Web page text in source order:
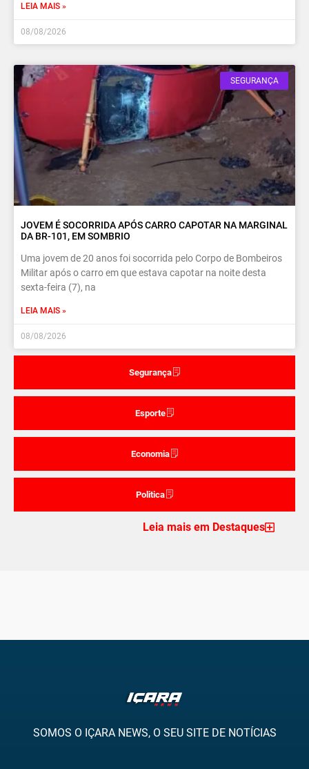
Segurança
Esporte
Economia
Politica
LEIA MAIS »
08/08/2026
SEGURANÇA
JOVEM É SOCORRIDA APÓS CARRO CAPOTAR NA MARGINAL
DA BR-101, EM SOMBRIO
Uma jovem de 20 anos foi socorrida pelo Corpo de Bombeiros
Militar após o carro em que estava capotar na noite desta
sexta-feira (7), na
LEIA MAIS »
08/08/2026
Leia mais em Destaques
SOMOS O IÇARA NEWS, O SEU SITE DE NOTÍCIAS